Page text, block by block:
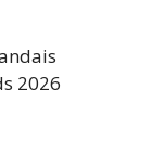
2026